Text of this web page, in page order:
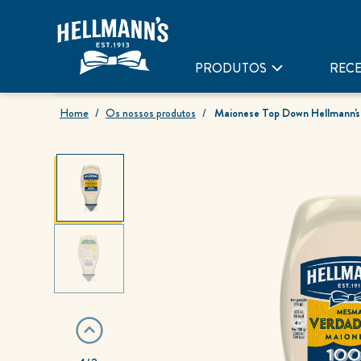
PRODUTOS
Home Os nossos produtos Maionese Top Down